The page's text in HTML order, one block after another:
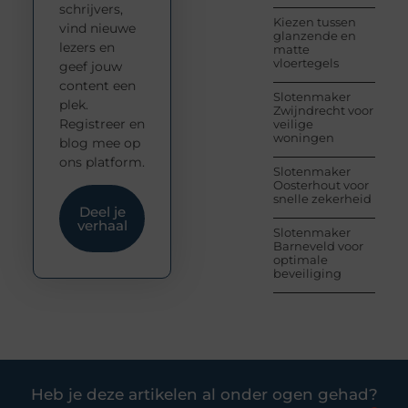
Kiezen tussen
glanzende en
matte
vloertegels
Slotenmaker
Zwijndrecht voor
veilige
woningen
Slotenmaker
Oosterhout voor
snelle zekerheid
Slotenmaker
Barneveld voor
optimale
beveiliging
schrijvers,
vind nieuwe
lezers en
geef jouw
content een
plek.
Registreer en
blog mee op
ons platform.
Deel je
verhaal
Heb je deze artikelen al onder ogen gehad?